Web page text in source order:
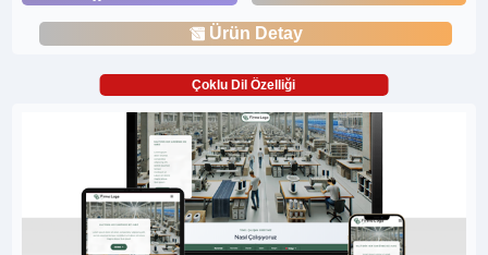
Ürün Detay
Çoklu Dil Özelliği